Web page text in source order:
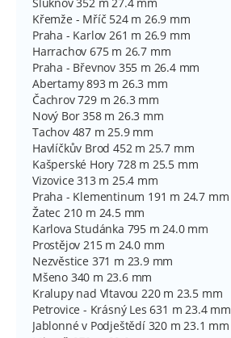
Křemže - Mříč 524 m 26.9 mm
Praha - Karlov 261 m 26.9 mm
Harrachov 675 m 26.7 mm
Praha - Břevnov 355 m 26.4 mm
Abertamy 893 m 26.3 mm
Čachrov 729 m 26.3 mm
Nový Bor 358 m 26.3 mm
Tachov 487 m 25.9 mm
Havlíčkův Brod 452 m 25.7 mm
Kašperské Hory 728 m 25.5 mm
Vizovice 313 m 25.4 mm
Praha - Klementinum 191 m 24.7 mm
Žatec 210 m 24.5 mm
Karlova Studánka 795 m 24.0 mm
Prostějov 215 m 24.0 mm
Nezvěstice 371 m 23.9 mm
Mšeno 340 m 23.6 mm
Kralupy nad Vltavou 220 m 23.5 mm
Petrovice - Krásný Les 631 m 23.4 mm
Jablonné v Podještědí 320 m 23.1 mm